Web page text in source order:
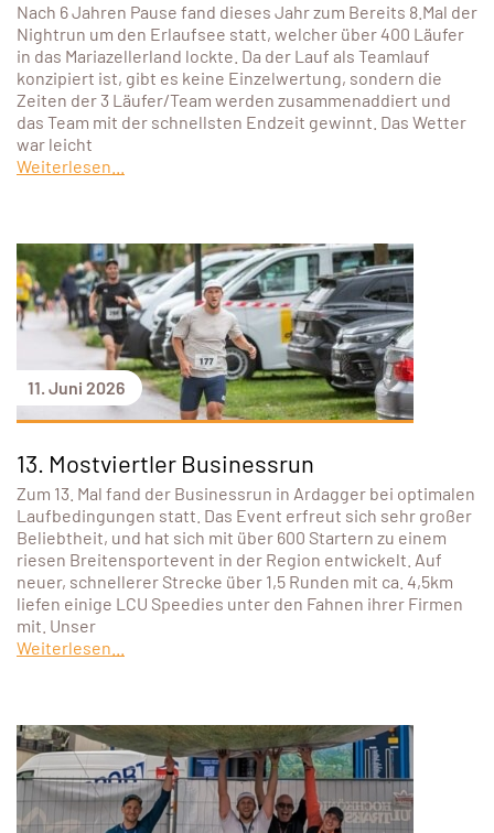
Nach 6 Jahren Pause fand dieses Jahr zum Bereits 8.Mal der
Nightrun um den Erlaufsee statt, welcher über 400 Läufer
in das Mariazellerland lockte. Da der Lauf als Teamlauf
konzipiert ist, gibt es keine Einzelwertung, sondern die
Zeiten der 3 Läufer/Team werden zusammenaddiert und
das Team mit der schnellsten Endzeit gewinnt. Das Wetter
war leicht
Weiterlesen...
11. Juni 2026
13. Mostviertler Businessrun
Zum 13. Mal fand der Businessrun in Ardagger bei optimalen
Laufbedingungen statt. Das Event erfreut sich sehr großer
Beliebtheit, und hat sich mit über 600 Startern zu einem
riesen Breitensportevent in der Region entwickelt. Auf
neuer, schnellerer Strecke über 1,5 Runden mit ca. 4,5km
liefen einige LCU Speedies unter den Fahnen ihrer Firmen
mit. Unser
Weiterlesen...